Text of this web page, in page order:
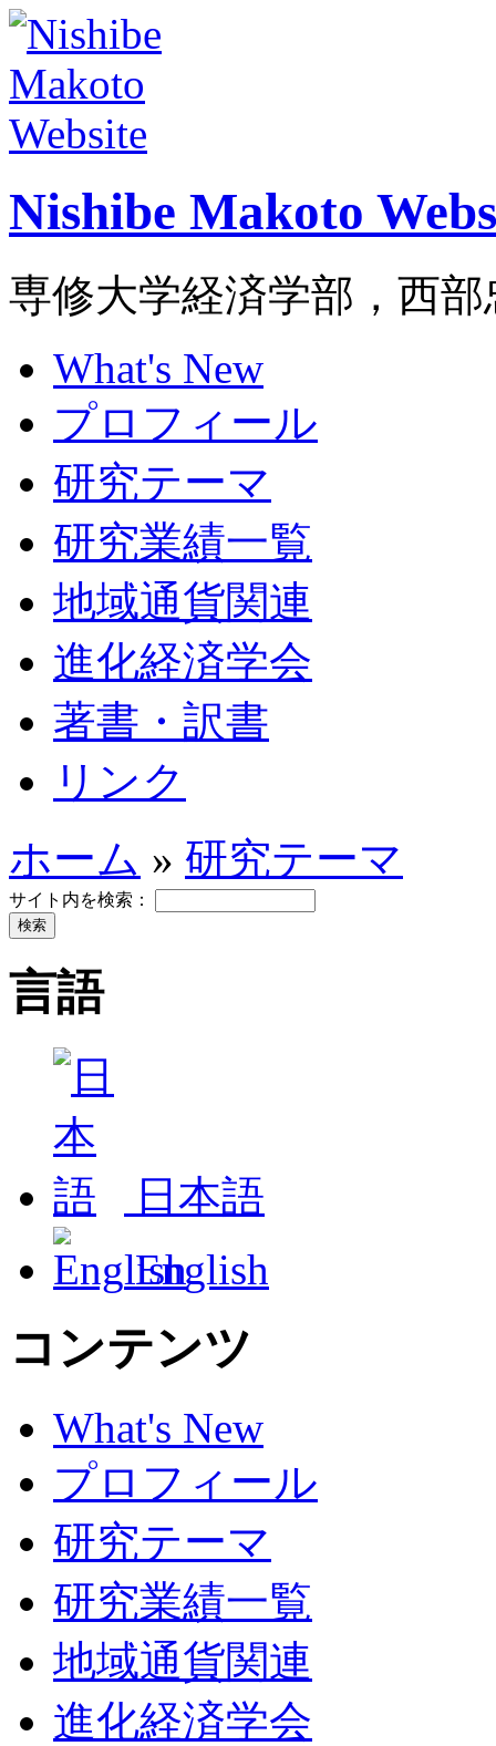
Nishibe Makoto
専修大学経済学部，西
What's New
プロフィール
研究テーマ
研究業績一覧
地域通貨関連
進化経済学会
著書・訳書
リンク
ホーム » 研究テーマ
サイト内を検索：
言語
日本語
English
コンテンツ
What's New
プロフィール
研究テーマ
研究業績一覧
地域通貨関連
進化経済学会